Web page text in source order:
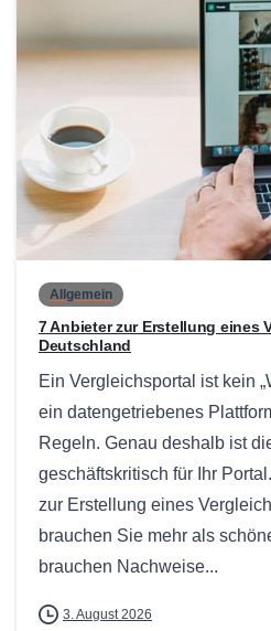
Allgemein
7 Anbieter zur Erstellung eines
Deutschland
Ein Vergleichsportal ist kein
ein datengetriebenes
Regeln. Genau deshalb ist
geschäftskritisch für Ihr
zur Erstellung eines
brauchen Sie mehr als
brauchen Nachweise...
3. August 2026